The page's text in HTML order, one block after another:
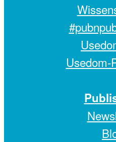
Usedom-